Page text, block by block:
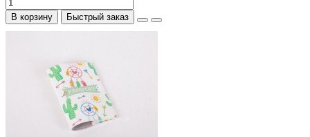
В корзину Быстрый заказ